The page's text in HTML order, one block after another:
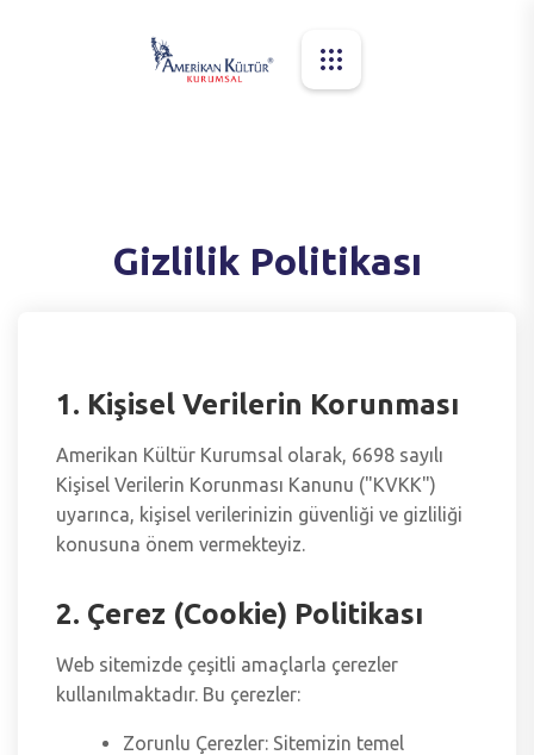
Gizlilik Politikası
1. Kişisel Verilerin Korunması
Amerikan Kültür Kurumsal olarak, 6698 sayılı
Kişisel Verilerin Korunması Kanunu ("KVKK")
uyarınca, kişisel verilerinizin güvenliği ve gizliliği
konusuna önem vermekteyiz.
2. Çerez (Cookie) Politikası
Web sitemizde çeşitli amaçlarla çerezler
kullanılmaktadır. Bu çerezler:
Zorunlu Çerezler: Sitemizin temel